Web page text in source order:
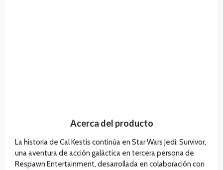
Acerca del producto
La historia de Cal Kestis continúa en Star Wars Jedi: Survivor,
una aventura de acción galáctica en tercera persona de
Respawn Entertainment, desarrollada en colaboración con